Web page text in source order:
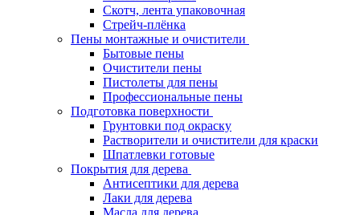
Скотч, лента упаковочная
Стрейч-плёнка
Пены монтажные и очистители
Бытовые пены
Очистители пены
Пистолеты для пены
Профессиональные пены
Подготовка поверхности
Грунтовки под окраску
Растворители и очистители для краски
Шпатлевки готовые
Покрытия для дерева
Антисептики для дерева
Лаки для дерева
Масла для дерева